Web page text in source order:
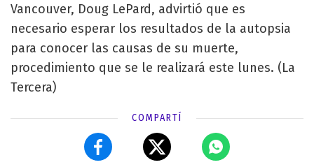
Vancouver, Doug LePard, advirtió que es
necesario esperar los resultados de la autopsia
para conocer las causas de su muerte,
procedimiento que se le realizará este lunes. (La
Tercera)
COMPARTÍ